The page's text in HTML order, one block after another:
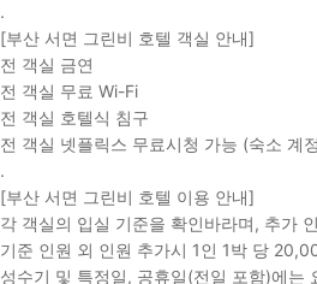
.
[부산 서면 그린비 호텔 객실 안내]
전 객실 금연
전 객실 무료 Wi-Fi
전 객실 호텔식 침구
전 객실 넷플릭스 무료시청 가능 (숙소 계
.
[부산 서면 그린비 호텔 이용 안내]
각 객실의 입실 기준을 확인바라며, 추가
기준 인원 외 인원 추가시 1인 1박 당
성수기 및 특정일, 공휴일(전일 포함)에는